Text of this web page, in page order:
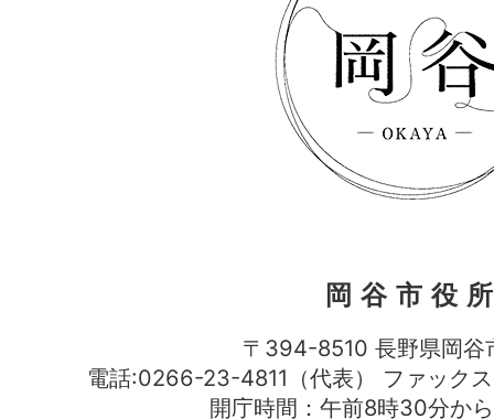
岡谷市役
〒394-8510 長野県岡谷
電話:0266-23-4811（代表） ファッ
開庁時間：午前8時30分か